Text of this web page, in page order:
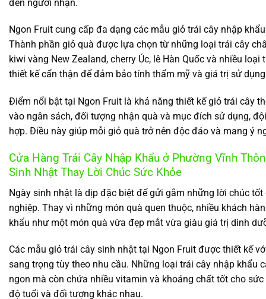
đến người nhận.
Ngon Fruit cung cấp đa dạng các mẫu giỏ trái cây nhập
Thành phần giỏ quà được lựa chọn từ những loại trái cây
kiwi vàng New Zealand, cherry Úc, lê Hàn Quốc và nhiều
thiết kế cẩn thận để đảm bảo tính thẩm mỹ và giá trị sử
Điểm nổi bật tại Ngon Fruit là khả năng thiết kế giỏ trái cây
vào ngân sách, đối tượng nhận quà và mục đích sử dụng,
hợp. Điều này giúp mỗi giỏ quà trở nên độc đáo và mang ý
Cửa Hàng Trái Cây Nhập Khẩu ở Phường Vĩnh
Sinh Nhật Thay Lời Chúc Sức Khỏe
Ngày sinh nhật là dịp đặc biệt để gửi gắm những lời chúc
nghiệp. Thay vì những món quà quen thuộc, nhiều khách
khẩu như một món quà vừa đẹp mắt vừa giàu giá trị dinh
Các mẫu giỏ trái cây sinh nhật tại Ngon Fruit được thiết kế
sang trọng tùy theo nhu cầu. Những loại trái cây nhập khẩu
ngon mà còn chứa nhiều vitamin và khoáng chất tốt cho
độ tuổi và đối tượng khác nhau.